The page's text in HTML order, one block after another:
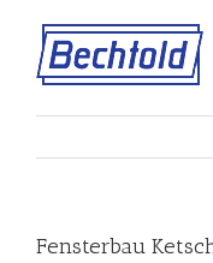
content
Fensterbau